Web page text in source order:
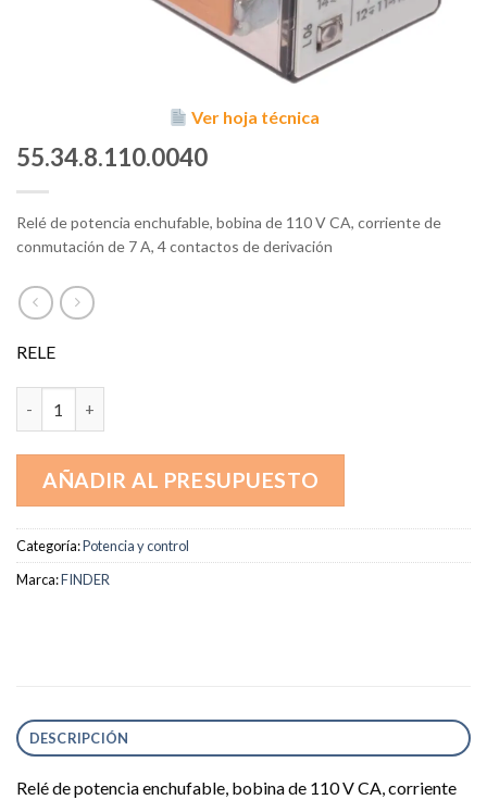
Ver hoja técnica
55.34.8.110.0040
Relé de potencia enchufable, bobina de 110 V CA, corriente de
conmutación de 7 A, 4 contactos de derivación
RELE
AÑADIR AL PRESUPUESTO
Categoría:Potencia y control
Marca:FINDER
DESCRIPCIÓN
Relé de potencia enchufable, bobina de 110 V CA, corriente